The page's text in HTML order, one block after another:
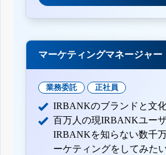
マーケティングマネージャー
業務委託 正社員
IRBANKのブランドと文化
百万人の現IRBANKユー
IRBANKを知らない数千
ーケティングをしてみたい